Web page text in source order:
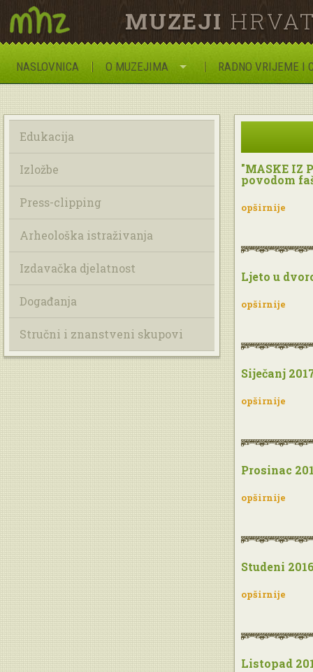
MUZEJI
NASLOVNICA O MUZEJIMA RADNO VRIJEME I
Edukacija
Izložbe
Press-clipping
Arheološka istraživanja
Izdavačka djelatnost
Događanja
Stručni i znanstveni skupovi
"MASKE IZ
povodom
opširnije
Ljeto u
opširnije
Siječanj
opširnije
Prosinac
opširnije
Studeni
opširnije
Listopad